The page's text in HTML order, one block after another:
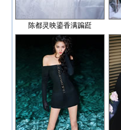
陈都灵映鎏香满蹁跹